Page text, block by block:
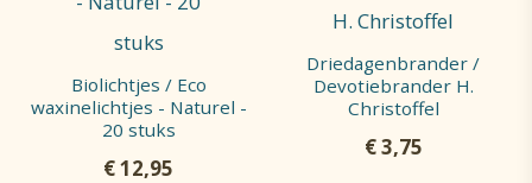
Biolichtjes / Eco
waxinelichtjes - Naturel -
20 stuks
€12,95
Driedagenbrander /
Devotiebrander H.
Christoffel
€3,75